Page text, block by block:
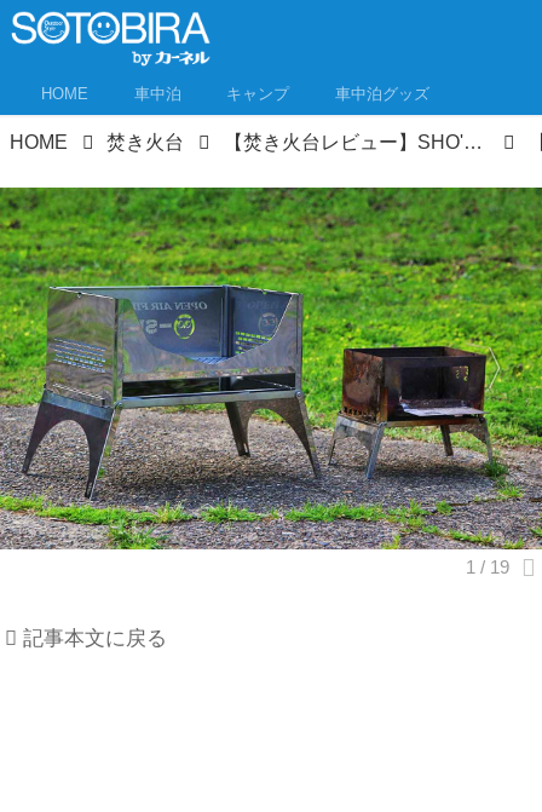
HOME 車中泊 キャンプ 車中泊グッズ
HOME 焚き火台 【焚き火台レビュー】SHO'S発、まさかのA3サイズ焚き火台「EISAN」はB-GOの1.6倍、B-6君の2.3倍!? その使い勝手を検証
記事本文に戻る